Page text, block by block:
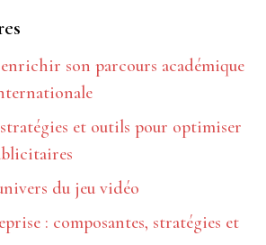
enrichir son parcours académique
et outils pour optimiser
du jeu vidéo
: composantes, stratégies et